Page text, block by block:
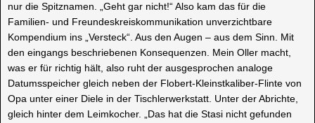
nur die Spitznamen. „Geht gar nicht!“ Also kam das für die
Familien- und Freundeskreiskommunikation unverzichtbare
Kompendium ins „Versteck“. Aus den Augen – aus dem Sinn. Mit
den eingangs beschriebenen Konsequenzen. Mein Oller macht,
was er für richtig hält, also ruht der ausgesprochen analoge
Datumsspeicher gleich neben der Flobert-Kleinstkaliber-Flinte von
Opa unter einer Diele in der Tischlerwerkstatt. Unter der Abrichte,
gleich hinter dem Leimkocher. „Das hat die Stasi nicht gefunden